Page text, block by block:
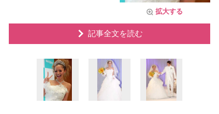
拡大する
記事全文を読む